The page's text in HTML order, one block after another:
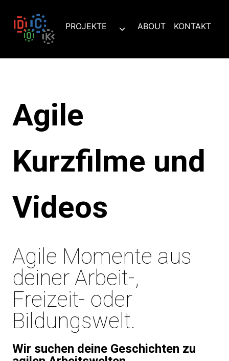
Inhalt
springen
PROJEKTE
Untermenü
ABOUT KONTAKT
Agile
Kurzfilme und
Videos
Agile Momente aus
deiner Arbeit-,
Freizeit- oder
Bildungswelt.
Wir suchen deine Geschichten zu